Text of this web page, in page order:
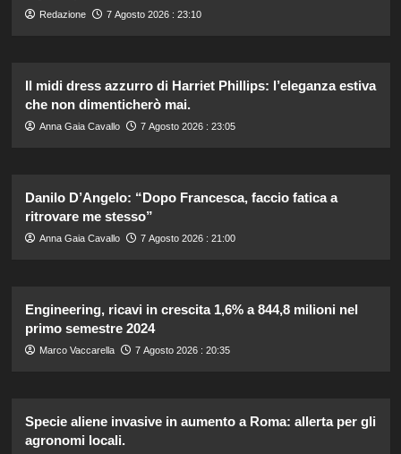
Redazione 7 Agosto 2026 : 23:10
Il midi dress azzurro di Harriet Phillips: l’eleganza estiva
che non dimenticherò mai.
Anna Gaia Cavallo 7 Agosto 2026 : 23:05
Danilo D’Angelo: “Dopo Francesca, faccio fatica a
ritrovare me stesso”
Anna Gaia Cavallo 7 Agosto 2026 : 21:00
Engineering, ricavi in crescita 1,6% a 844,8 milioni nel
primo semestre 2024
Marco Vaccarella 7 Agosto 2026 : 20:35
Specie aliene invasive in aumento a Roma: allerta per gli
agronomi locali.